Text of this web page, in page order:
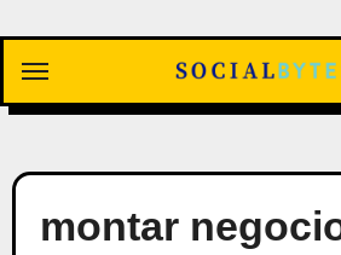
contenido
montar